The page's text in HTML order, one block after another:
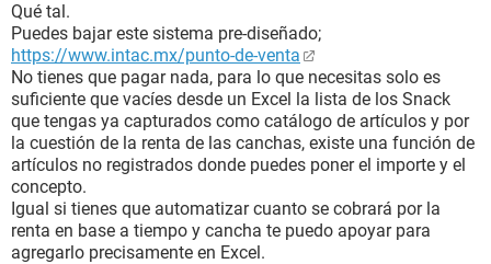
Qué tal.
Puedes bajar este sistema pre-diseñado;
https://www.intac.mx/punto-de-venta
No tienes que pagar nada, para lo que necesitas solo es
suficiente que vacíes desde un Excel la lista de los Snack
que tengas ya capturados como catálogo de artículos y por
la cuestión de la renta de las canchas, existe una función de
artículos no registrados donde puedes poner el importe y el
concepto.
Igual si tienes que automatizar cuanto se cobrará por la
renta en base a tiempo y cancha te puedo apoyar para
agregarlo precisamente en Excel.